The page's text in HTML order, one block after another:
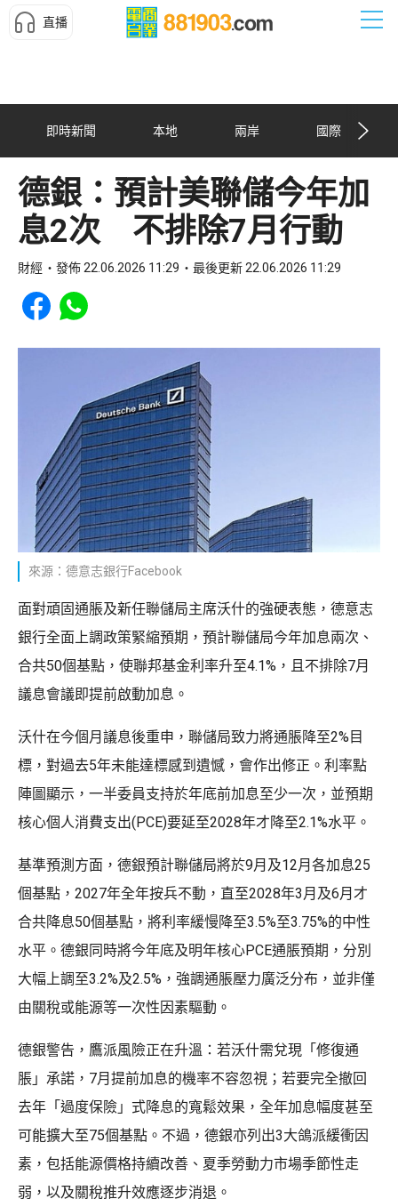
直播
即時新聞 本地 兩岸 國際
德銀：預計美聯儲今年加
息2次 不排除7月行動
財經 發佈 22.06.2026 11:29 最後更新 22.06.2026 11:29
Share to Facebook
Share to WhatsApp
來源：德意志銀行Facebook
面對頑固通脹及新任聯儲局主席沃什的強硬表態，德意志
銀行全面上調政策緊縮預期，預計聯儲局今年加息兩次、
合共50個基點，使聯邦基金利率升至4.1%，且不排除7月
議息會議即提前啟動加息。
沃什在今個月議息後重申，聯儲局致力將通脹降至2%目
標，對過去5年未能達標感到遺憾，會作出修正。利率點
陣圖顯示，一半委員支持於年底前加息至少一次，並預期
核心個人消費支出(PCE)要延至2028年才降至2.1%水平。
基準預測方面，德銀預計聯儲局將於9月及12月各加息25
個基點，2027年全年按兵不動，直至2028年3月及6月才
合共降息50個基點，將利率緩慢降至3.5%至3.75%的中性
水平。德銀同時將今年底及明年核心PCE通脹預期，分別
大幅上調至3.2%及2.5%，強調通脹壓力廣泛分布，並非僅
由關稅或能源等一次性因素驅動。
德銀警告，鷹派風險正在升溫：若沃什需兌現「修復通
脹」承諾，7月提前加息的機率不容忽視；若要完全撤回
去年「過度保險」式降息的寬鬆效果，全年加息幅度甚至
可能擴大至75個基點。不過，德銀亦列出3大鴿派緩衝因
素，包括能源價格持續改善、夏季勞動力市場季節性走
弱，以及關稅推升效應逐步消退。